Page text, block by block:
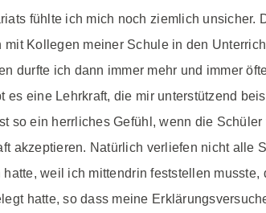
fühlte ich mich noch ziemlich
Kollegen meiner Schule in den
durfte ich dann immer mehr und immer
es eine Lehrkraft, die mir unterstützend
so ein herrliches Gefühl, wenn die
akzeptieren. Natürlich verliefen nicht alle
weil ich mittendrin feststellen
hatte, so dass meine